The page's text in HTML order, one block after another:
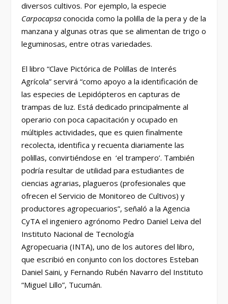
diversos cultivos. Por ejemplo, la especie
Carpocapsa conocida como la polilla de la pera y de la
manzana y algunas otras que se alimentan de trigo o
leguminosas, entre otras variedades.
El libro “Clave Pictórica de Polillas de Interés
Agrícola” servirá “como apoyo a la identificación de
las especies de Lepidópteros en capturas de
trampas de luz. Está dedicado principalmente al
operario con poca capacitación y ocupado en
múltiples actividades, que es quien finalmente
recolecta, identifica y recuenta diariamente las
polillas, convirtiéndose en ‘el trampero’. También
podría resultar de utilidad para estudiantes de
ciencias agrarias, plagueros (profesionales que
ofrecen el Servicio de Monitoreo de Cultivos) y
productores agropecuarios”, señaló a la Agencia
CyTA el ingeniero agrónomo Pedro Daniel Leiva del
Instituto Nacional de Tecnología
Agropecuaria (INTA), uno de los autores del libro,
que escribió en conjunto con los doctores Esteban
Daniel Saini, y Fernando Rubén Navarro del Instituto
“Miguel Lillo”, Tucumán.